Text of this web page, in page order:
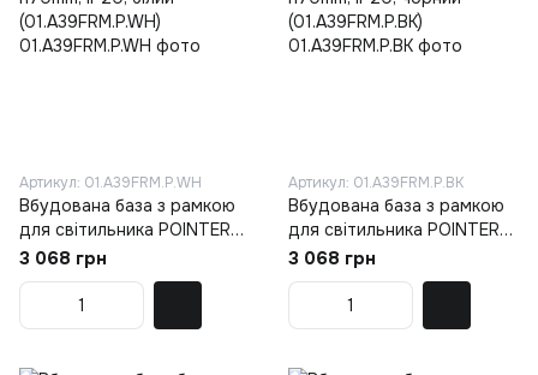
Артикул: 01.A39FRM.P.WH
Вбудована база з рамкою
для світильника POINTER
SUSP, D48mm, h70mm, IP20,
білий (01.A39FRM.P.WH)
3 068 грн
Артикул: 01.A39FRM.P.BK
Вбудована база з рамкою
для світильника POINTER
SUSP, D48mm, h70mm, IP20,
чорний (01.A39FRM.P.BK)
3 068 грн